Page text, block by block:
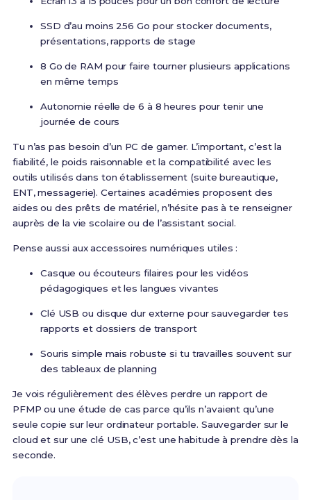
SSD d’au moins 256 Go pour stocker documents,
présentations, rapports de stage
8 Go de RAM pour faire tourner plusieurs applications
en même temps
Autonomie réelle de 6 à 8 heures pour tenir une
journée de cours
Tu n’as pas besoin d’un PC de gamer. L’important, c’est la
fiabilité, le poids raisonnable et la compatibilité avec les
outils utilisés dans ton établissement (suite bureautique,
ENT, messagerie). Certaines académies proposent des
aides ou des prêts de matériel, n’hésite pas à te renseigner
auprès de la vie scolaire ou de l’assistant social.
Pense aussi aux accessoires numériques utiles :
Casque ou écouteurs filaires pour les vidéos
pédagogiques et les langues vivantes
Clé USB ou disque dur externe pour sauvegarder tes
rapports et dossiers de transport
Souris simple mais robuste si tu travailles souvent sur
des tableaux de planning
Je vois régulièrement des élèves perdre un rapport de
PFMP ou une étude de cas parce qu’ils n’avaient qu’une
seule copie sur leur ordinateur portable. Sauvegarder sur le
cloud et sur une clé USB, c’est une habitude à prendre dès la
seconde.